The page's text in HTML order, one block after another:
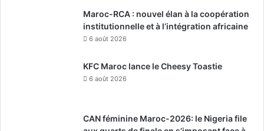
Maroc-RCA : nouvel élan à la coopération
institutionnelle et à l’intégration africaine
6 août 2026
KFC Maroc lance le Cheesy Toastie
6 août 2026
CAN féminine Maroc-2026: le Nigeria file